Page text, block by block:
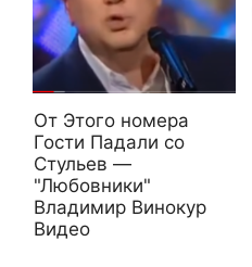
От Этого номера
Гости Падали со
Стульев —
"Любовники"
Владимир Винокур
Видео